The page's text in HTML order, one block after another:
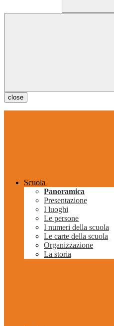
close
Scuola
Panoramica
Presentazione
I luoghi
Le persone
I numeri della scuola
Le carte della scuola
Organizzazione
La storia